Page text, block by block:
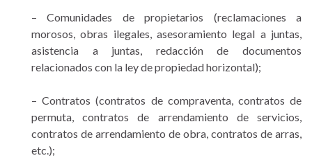
– Comunidades de propietarios (reclamaciones a
morosos, obras ilegales, asesoramiento legal a juntas,
asistencia a juntas, redacción de documentos
relacionados con la ley de propiedad horizontal);
– Contratos (contratos de compraventa, contratos de
permuta, contratos de arrendamiento de servicios,
contratos de arrendamiento de obra, contratos de arras,
etc.);